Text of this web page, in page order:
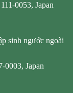
0053, Japan
sinh ngước ngoài
0003, Japan